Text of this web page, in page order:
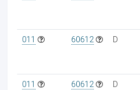
011 60612 D
011 60612 D